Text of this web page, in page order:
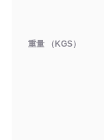
重量 （KGS）